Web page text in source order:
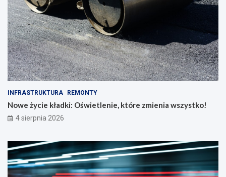
INFRASTRUKTURA REMONTY
Nowe życie kładki: Oświetlenie, które zmienia wszystko!
4 sierpnia 2026